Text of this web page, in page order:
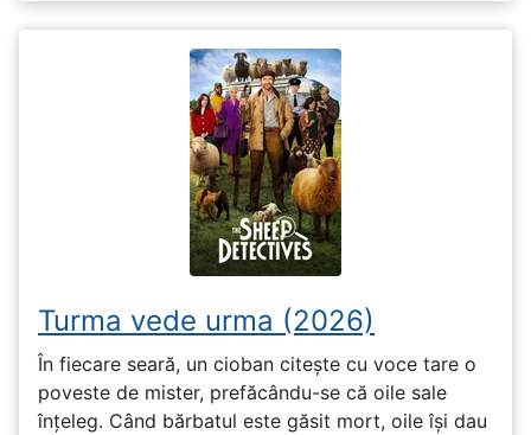
Turma vede urma (2026)
În fiecare seară, un cioban citește cu voce tare o
poveste de mister, prefăcându-se că oile sale
înțeleg. Când bărbatul este găsit mort, oile își dau